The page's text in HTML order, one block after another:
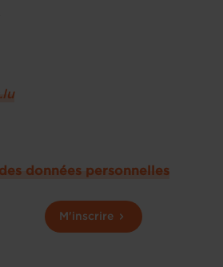
données personnelles
M'inscrire